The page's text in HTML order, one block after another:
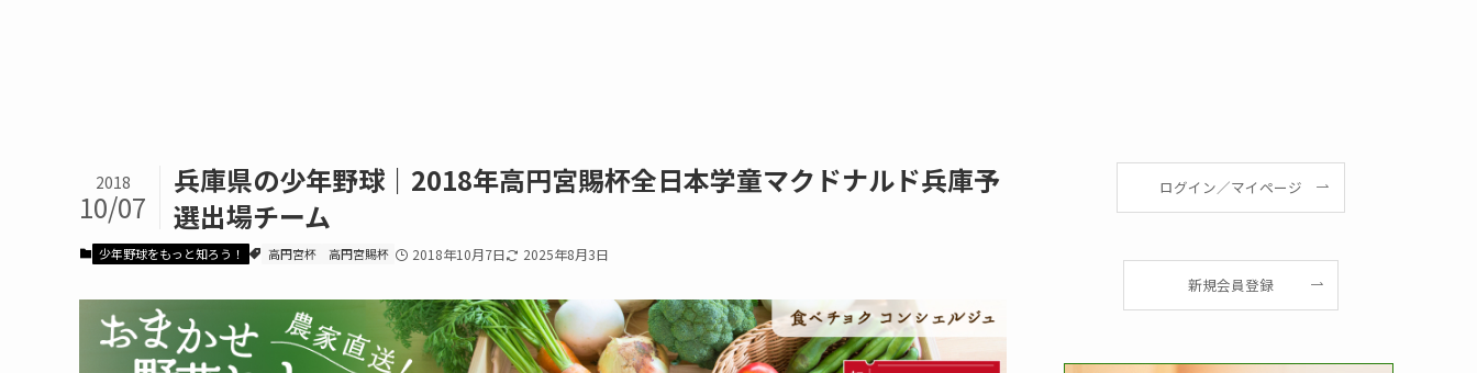
兵庫県の少年野球｜2018年高円宮賜杯全日本学童マクドナルド兵庫予
選出場チーム
2018
10/07
少年野球をもっと知ろう！ 高円宮杯 高円宮賜杯 2018年10月7日 2025年8月3日
ログイン／マイページ
新規会員登録